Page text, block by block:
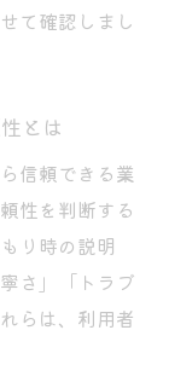
コミがカギ
険サイン
口コミで確
トラブル例
を口コミ
て確認しまし
とは
信頼できる業
性を判断する
り時の説明
さ」「トラブ
らは、利用者